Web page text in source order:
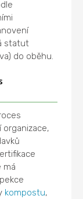
statut
do oběhu.
organizace,
má
kompostu,